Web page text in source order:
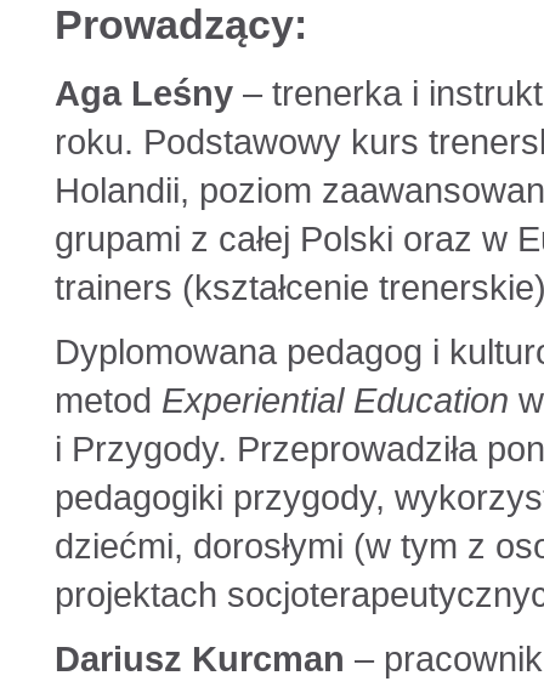
Prowadzący:
Aga Leśny– trenerka i
roku. Podstawowy kurs
Holandii, poziom
grupami z całej Polski oraz w
trainers (kształcenie
Dyplomowana pedagog i
metod Experiential Education
i Przygody. Przeprowadziła
pedagogiki przygody,
dziećmi, dorosłymi (w tym z
projektach
Dariusz Kurcman –